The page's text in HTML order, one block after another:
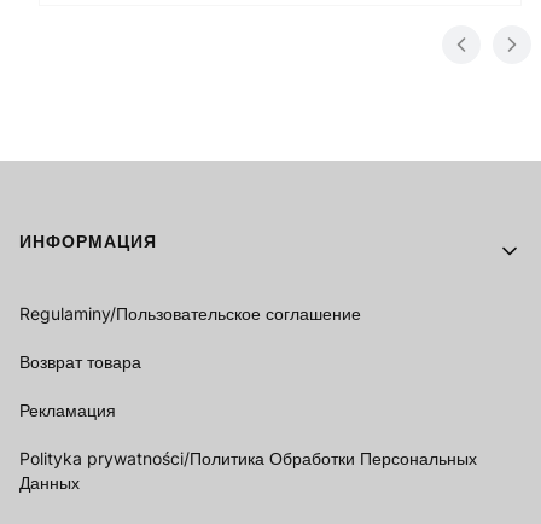
Footer menu
ИНФОРМАЦИЯ
Regulaminy/Пользовательское соглашение
Возврат товара
Рекламация
Polityka prywatności/Политика Обработки Персональных
Данных